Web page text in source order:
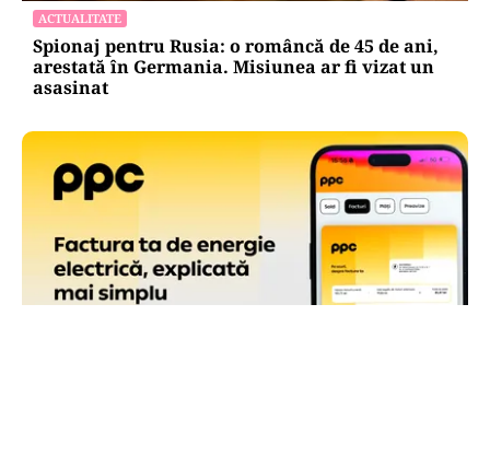
ACTUALITATE
Spionaj pentru Rusia: o româncă de 45 de ani,
arestată în Germania. Misiunea ar fi vizat un
asasinat